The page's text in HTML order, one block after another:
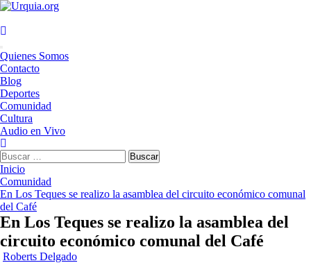
Saltar
contenido
Menú
principal
Quienes Somos
Contacto
Blog
Deportes
Comunidad
Cultura
Audio en Vivo
Buscar:
Inicio
Comunidad
En Los Teques se realizo la asamblea del circuito económico comunal
del Café
En Los Teques se realizo la asamblea del
circuito económico comunal del Café
Roberts Delgado